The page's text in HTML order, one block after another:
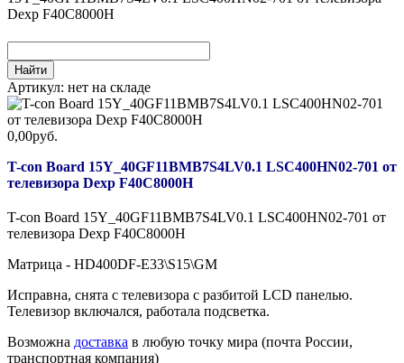
Dexp F40C8000H
Артикул: нет на складе
0,00руб.
T-con Board 15Y_40GF11BMB7S4LV0.1 LSC400HN02-701 от
телевизора Dexp F40C8000H
T-con Board 15Y_40GF11BMB7S4LV0.1 LSC400HN02-701 от
телевизора Dexp F40C8000H
Матрица - HD400DF-E33\S15\GM
Исправна, снята с телевизора с разбитой LCD панелью.
Телевизор включался, работала подсветка.
Возможна доставка в любую точку мира (почта России,
транспортная компания)